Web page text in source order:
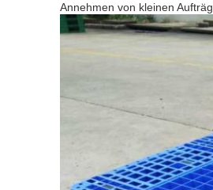
Annehmen von kleinen